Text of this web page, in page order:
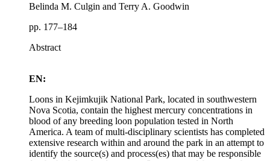
Belinda M. Culgin and Terry A. Goodwin
pp. 177–184
Abstract
EN:
Loons in Kejimkujik National Park, located in southwestern
Nova Scotia, contain the highest mercury concentrations in
blood of any breeding loon population tested in North
America. A team of multi-disciplinary scientists has completed
extensive research within and around the park in an attempt to
identify the source(s) and process(es) that may be responsible